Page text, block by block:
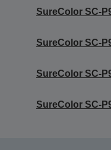
SureColor SC-
SureColor SC-
SureColor SC-
SureColor SC-